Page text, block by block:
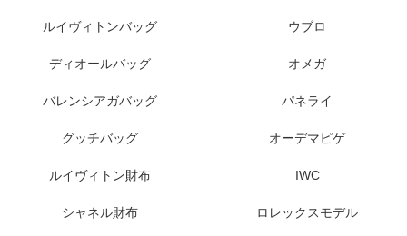
ルイヴィトンバッグ
ディオールバッグ
バレンシアガバッグ
グッチバッグ
ルイヴィトン財布
シャネル財布
ウブロ
オメガ
パネライ
オーデマピゲ
IWC
ロレックスモデル